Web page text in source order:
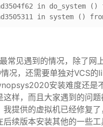
in do_system
常见遇到的情况，除了网
况，还需要单独对VCS的
安装难度还是
样，而且大家遇到的问题
我提供的虚拟机已经修复
续版本安装其他的一些工